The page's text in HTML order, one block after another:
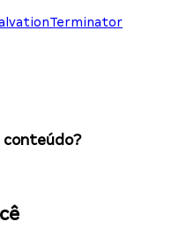
Terminator
conteúdo?